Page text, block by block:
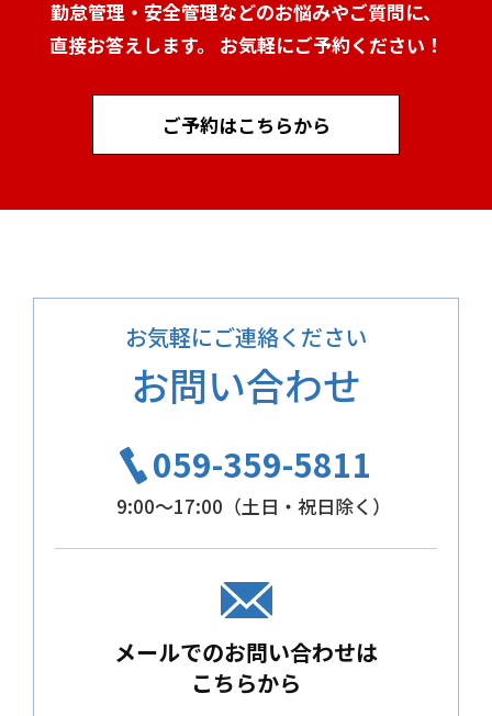
勤怠管理・安全管理などのお悩みやご質問に、
直接お答えします。 お気軽にご予約ください！
ご予約はこちらから
お気軽にご連絡ください
お問い合わせ
059-359-5811
9:00～17:00（土日・祝日除く）
メールでのお問い合わせは
こちらから